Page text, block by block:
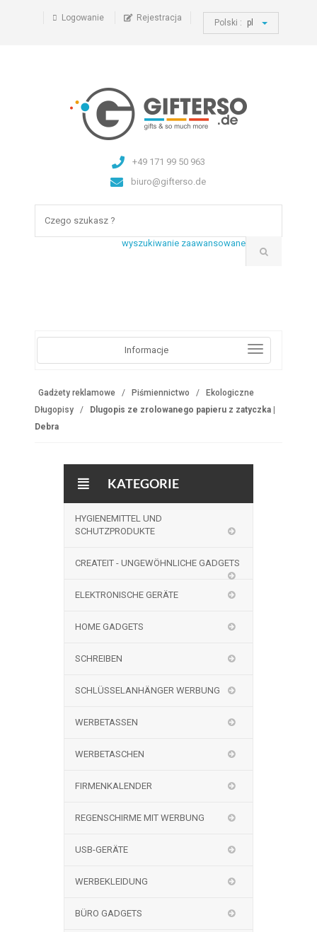
Logowanie Rejestracja Polski : pl
+49 171 99 50 963
biuro@gifterso.de
wyszukiwanie zaawansowane
Informacje
Gadżety reklamowe Piśmiennictwo
Ekologiczne
Długopisy
Dlugopis ze zrolowanego papieru z zatyczka |
Debra
KATEGORIE
HYGIENEMITTEL UND
SCHUTZPRODUKTE
CREATEIT - UNGEWÖHNLICHE GADGETS
ELEKTRONISCHE GERÄTE
HOME GADGETS
SCHREIBEN
SCHLÜSSELANHÄNGER WERBUNG
WERBETASSEN
WERBETASCHEN
FIRMENKALENDER
REGENSCHIRME MIT WERBUNG
USB-GERÄTE
WERBEKLEIDUNG
BÜRO GADGETS